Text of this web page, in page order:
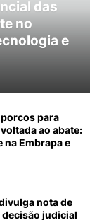
das
no
e
para
ao abate:
na Embrapa e
nota de
judicial